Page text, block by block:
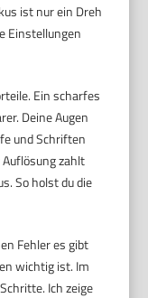
ist nur ein Dreh
Einstellungen
Ein scharfes
Deine Augen
und Schriften
zahlt
So holst du die
Fehler es gibt
wichtig ist. Im
Ich zeige